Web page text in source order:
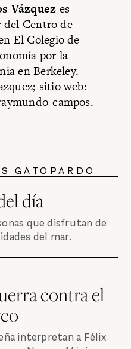
Vázquez es
del Centro de
El Colegio de
por la
en Berkeley.
sitio web:
campos.
GATOPARDO
día
que disfrutan de
del mar.
contra el
interpretan a Félix